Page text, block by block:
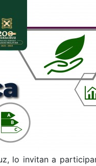
lo invitan a